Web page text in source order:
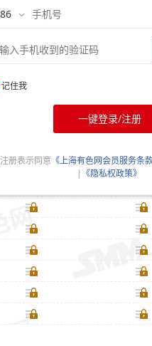
记住我
一键登录/注册
注册表示同意 《上海有色网会员服务条款
| 《隐私权政策》